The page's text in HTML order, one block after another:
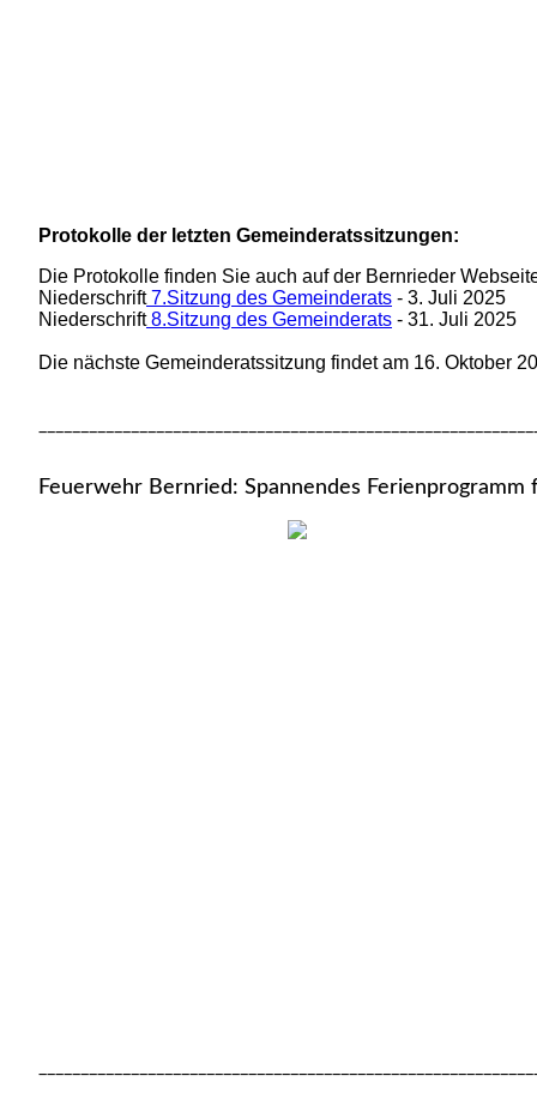
Protokolle der letzten Gemeinderatssitzungen:
Die Protokolle finden Sie auch auf der Bernrieder
Niederschrift7.Sitzung des Gemeinderats - 3. Juli 2025
Niederschrift8.Sitzung des Gemeinderats - 31. Juli 2025
Die nächste Gemeinderatssitzung findet am 16. Oktober
Feuerwehr Bernried: Spannendes Ferienprogramm